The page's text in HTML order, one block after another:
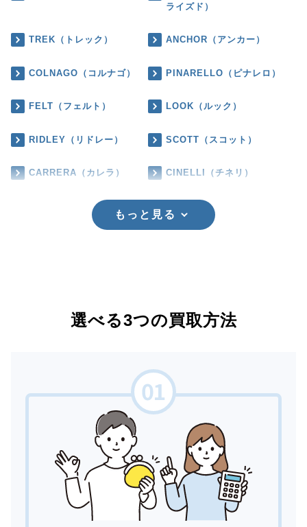
ライズド）
TREK（トレック） ANCHOR（アンカー）
COLNAGO（コルナゴ） PINARELLO（ピナレロ）
FELT（フェルト） LOOK（ルック）
RIDLEY（リドレー） SCOTT（スコット）
CARRERA（カレラ） CINELLI（チネリ）
もっと見る
選べる3つの買取方法